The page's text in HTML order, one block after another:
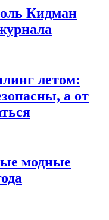
Кидман
летом:
а от
модные